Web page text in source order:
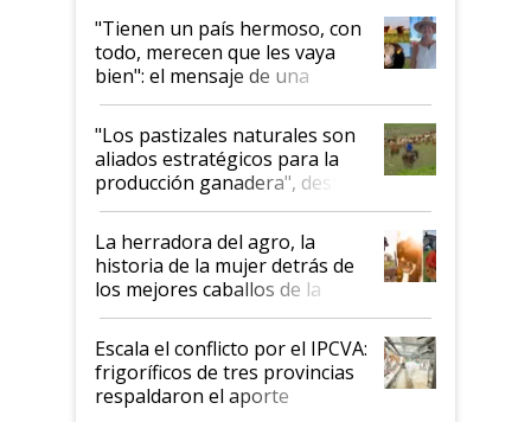
"Tienen un país hermoso, con
todo, merecen que les vaya
bien": el mensaje de una
ganadera uruguaya sobre las
oportunidades que se abren
para el agro en Argentina, con
foco en la carne
"Los pastizales naturales son
aliados estratégicos para la
producción ganadera", destaca
la iniciativa que ya reúne a 46
establecimientos en Argentina
La herradora del agro, la
historia de la mujer detrás de
los mejores caballos de la
Argentina y los mitos que
todavía hacen sufrir a estos
animales: "Mientras me
descalificaban, yo seguí
haciendo currículum"
Escala el conflicto por el IPCVA:
frigoríficos de tres provincias
respaldaron el aporte